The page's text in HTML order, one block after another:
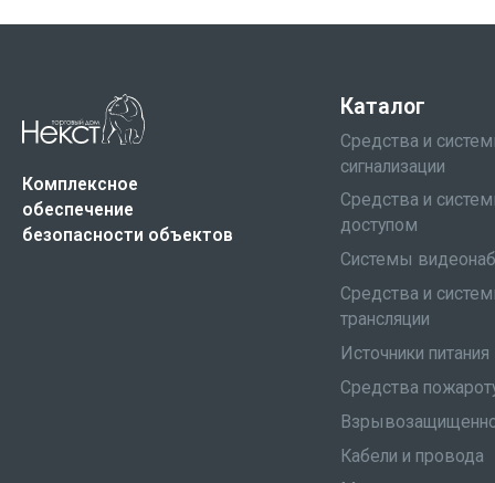
Комплексное
обеспечение
безопасности объектов
Каталог
Средства и
сигнализации
Средства и
доступом
Системы
Средства и
трансляции
Источники питания
Средства
Кабели и провода